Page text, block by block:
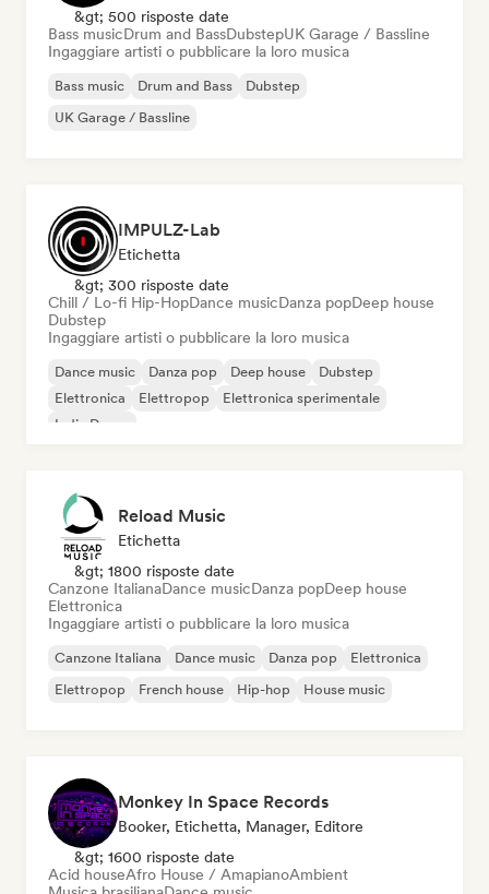
&gt; 500 risposte date
Bass musicDrum and BassDubstepUK Garage / Bassline
Ingaggiare artisti o pubblicare la loro musica
Bass music Drum and Bass
Dubstep
UK Garage / Bassline
IMPULZ-Lab
Etichetta
&gt; 300 risposte date
Chill / Lo-fi Hip-HopDance musicDanza popDeep house
Dubstep
Ingaggiare artisti o pubblicare la loro musica
Dance music Danza pop Deep house
Dubstep
Elettronica
Elettropop
Elettronica sperimentale
Indie Dance
Reload Music
Etichetta
&gt; 1800 risposte date
Canzone ItalianaDance musicDanza popDeep house
Elettronica
Ingaggiare artisti o pubblicare la loro musica
Canzone Italiana Dance music Danza pop
Elettronica
Elettropop
French house Hip-hop House music
Monkey In Space Records
Booker, Etichetta, Manager, Editore
&gt; 1600 risposte date
Acid houseAfro House / AmapianoAmbient